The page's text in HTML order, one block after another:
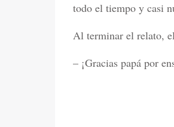
todo el tiempo y casi
Al terminar el relato,
– ¡Gracias papá por